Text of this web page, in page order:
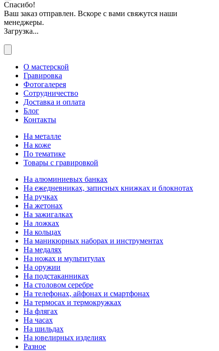
Спасибо!
Ваш заказ отправлен. Вскоре с вами свяжутся наши
менеджеры.
Загрузка...
О мастерской
Гравировка
Фотогалерея
Сотрудничество
Доставка и оплата
Блог
Контакты
На металле
На коже
По тематике
Товары с гравировкой
На алюминиевых банках
На ежедневниках, записных книжках и блокнотах
На ручках
На жетонах
На зажигалках
На ложках
На кольцах
На маникюрных наборах и инструментах
На медалях
На ножах и мультитулах
На оружии
На подстаканниках
На столовом серебре
На телефонах, айфонах и смартфонах
На термосах и термокружках
На флягах
На часах
На шильдах
На ювелирных изделиях
Разное